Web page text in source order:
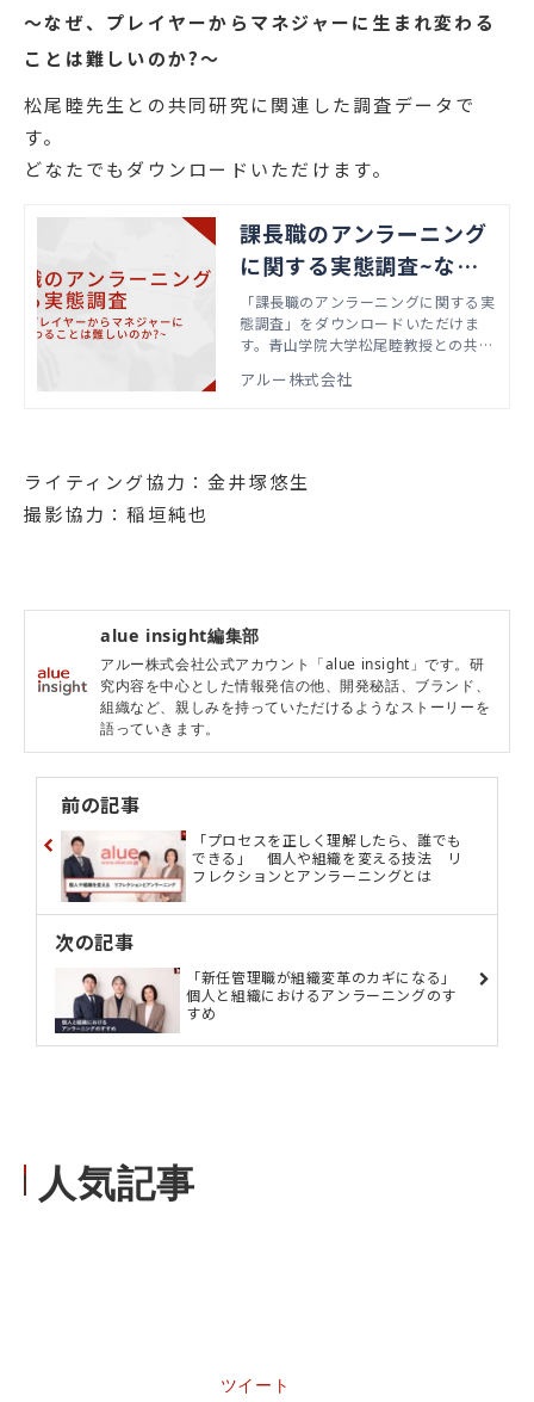
～なぜ、プレイヤーからマネジャーに生まれ変わる
ことは難しいのか?～
松尾睦先生との共同研究に関連した調査データで
す。
どなたでもダウンロードいただけます。
課長職のアンラーニング
に関する実態調査~な
ぜ、プレイヤーからマネ
ジャーに生まれ変わるこ
とは難しいのか?~
「課長職のアンラーニングに関する実
態調査」をダウンロードいただけま
す。青山学院大学松尾睦教授との共同
マネジャーへの意識転換を実現するた
アルー株式会社
ライティング協力：金井塚悠生
撮影協力：稲垣純也
alue insight編集部
アルー株式会社公式アカウント「alue insight」です。研
究内容を中心とした情報発信の他、開発秘話、ブランド、
組織など、親しみを持っていただけるようなストーリーを
語っていきます。
前の記事
「プロセスを正しく理解したら、誰でも
できる」 個人や組織を変える技法 リ
フレクションとアンラーニングとは
次の記事
「新任管理職が組織変革のカギになる」
個人と組織におけるアンラーニングのす
すめ
人気記事
ツイート